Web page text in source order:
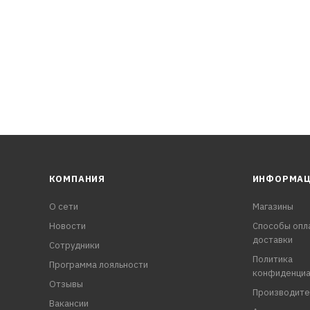
КОМПАНИЯ
О сети
Новости
Сотрудники
Программа лояльности
Отзывы
Вакансии
Магазины
Способы
доставки
Политика